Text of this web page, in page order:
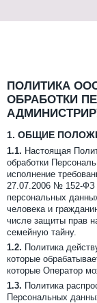
ПОЛИТИКА
ОБРАБОТКИ
1. ОБЩИЕ
1.1. Настоящая
обработки
исполнение
27.07.2006 № 152-ФЗ
персональных
человека и
числе защиты прав
семейную тайну.
1.2. Политика
которые
которые Оператор
1.3. Политика
Персональных